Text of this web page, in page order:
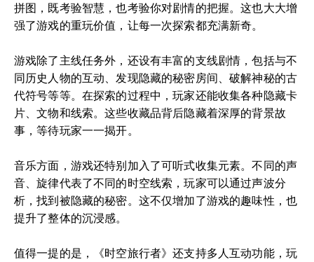
拼图，既考验智慧，也考验你对剧情的把握。这也大大增
强了游戏的重玩价值，让每一次探索都充满新奇。
游戏除了主线任务外，还设有丰富的支线剧情，包括与不
同历史人物的互动、发现隐藏的秘密房间、破解神秘的古
代符号等等。在探索的过程中，玩家还能收集各种隐藏卡
片、文物和线索。这些收藏品背后隐藏着深厚的背景故
事，等待玩家一一揭开。
音乐方面，游戏还特别加入了可听式收集元素。不同的声
音、旋律代表了不同的时空线索，玩家可以通过声波分
析，找到被隐藏的秘密。这不仅增加了游戏的趣味性，也
提升了整体的沉浸感。
值得一提的是，《时空旅行者》还支持多人互动功能，玩